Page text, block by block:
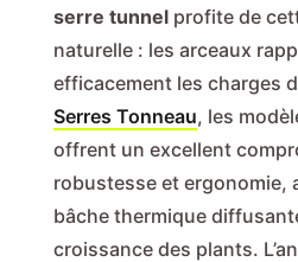
serre tunnelprofite de
naturelle : les arceaux
efficacement les charges
Serres Tonneau, les
offrent un excellent
robustesse et ergonomie,
bâche thermique
croissance des plants.